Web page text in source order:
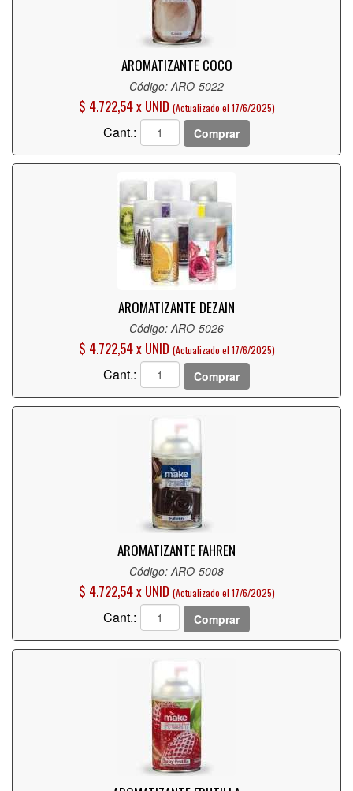
AROMATIZANTE COCO
Código: ARO-5022
$ 4.722,54 x UNID (Actualizado el 17/6/2025)
Cant.: Comprar
AROMATIZANTE DEZAIN
Código: ARO-5026
$ 4.722,54 x UNID (Actualizado el 17/6/2025)
Cant.: Comprar
AROMATIZANTE FAHREN
Código: ARO-5008
$ 4.722,54 x UNID (Actualizado el 17/6/2025)
Cant.: Comprar